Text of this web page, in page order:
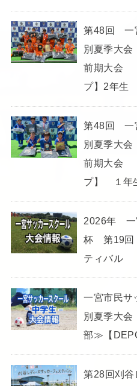
第48回 一
別夏季大
前期大会
プ】2年生
第48回 一
別夏季大
前期大会
プ】 １年
2026年 一
杯 第19回
ティバル
一宮市民
別夏季大
部≫【
第28回刈谷